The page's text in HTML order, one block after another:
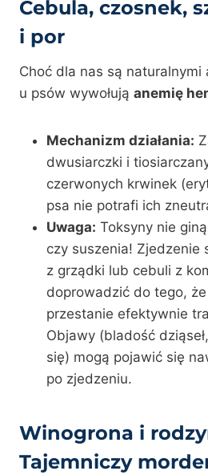
Cebula, czosnek,
i por
Choć dla nas są naturalnymi
u psów wywołują anemię
Mechanizm działania:
dwusiarczki i
czerwonych krwinek
psa nie potrafi ich
Uwaga: Toksyny nie
czy suszenia! Zjedzenie
z grządki lub cebuli z
doprowadzić do tego,
przestanie efektywnie
Objawy (bladość
się) mogą pojawić się
po zjedzeniu.
Winogrona i
Tajemniczy